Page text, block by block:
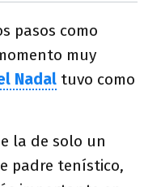
pasos como
muy
Nadal tuvo como
la de solo un
padre tenístico,